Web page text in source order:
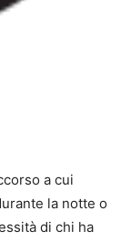
a cui
la notte o
di chi ha